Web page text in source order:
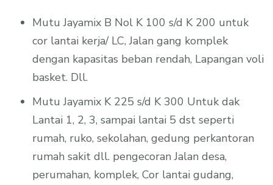
Mutu Jayamix B Nol K 100 s/d K 200 untuk
cor lantai kerja/ LC, Jalan gang komplek
dengan kapasitas beban rendah, Lapangan voli
basket. Dll.
Mutu Jayamix K 225 s/d K 300 Untuk dak
Lantai 1, 2, 3, sampai lantai 5 dst seperti
rumah, ruko, sekolahan, gedung perkantoran
rumah sakit dll. pengecoran Jalan desa,
perumahan, komplek, Cor lantai gudang,